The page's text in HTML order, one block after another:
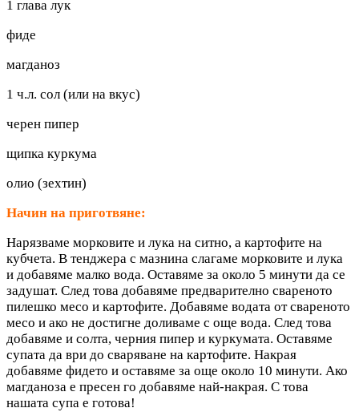
1 глава лук
фиде
магданоз
1 ч.л. сол (или на вкус)
черен пипер
щипка куркума
олио (зехтин)
Начин на приготвяне:
Нарязваме морковите и лука на ситно, а картофите на
кубчета. В тенджера с мазнина слагаме морковите и лука
и добавяме малко вода. Оставяме за около 5 минути да се
задушат. След това добавяме предварително свареното
пилешко месо и картофите. Добавяме водата от свареното
месо и ако не достигне доливаме с още вода. След това
добавяме и солта, черния пипер и куркумата. Оставяме
супата да ври до сваряване на картофите. Накрая
добавяме фидето и оставяме за още около 10 минути. Ако
магданоза е пресен го добавяме най-накрая. С това
нашата супа е готова!